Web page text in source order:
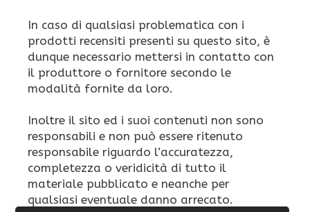
In caso di qualsiasi problematica con i
prodotti recensiti presenti su questo sito, è
dunque necessario mettersi in contatto con
il produttore o fornitore secondo le
modalità fornite da loro.
Inoltre il sito ed i suoi contenuti non sono
responsabili e non può essere ritenuto
responsabile riguardo l’accuratezza,
completezza o veridicità di tutto il
materiale pubblicato e neanche per
qualsiasi eventuale danno arrecato.